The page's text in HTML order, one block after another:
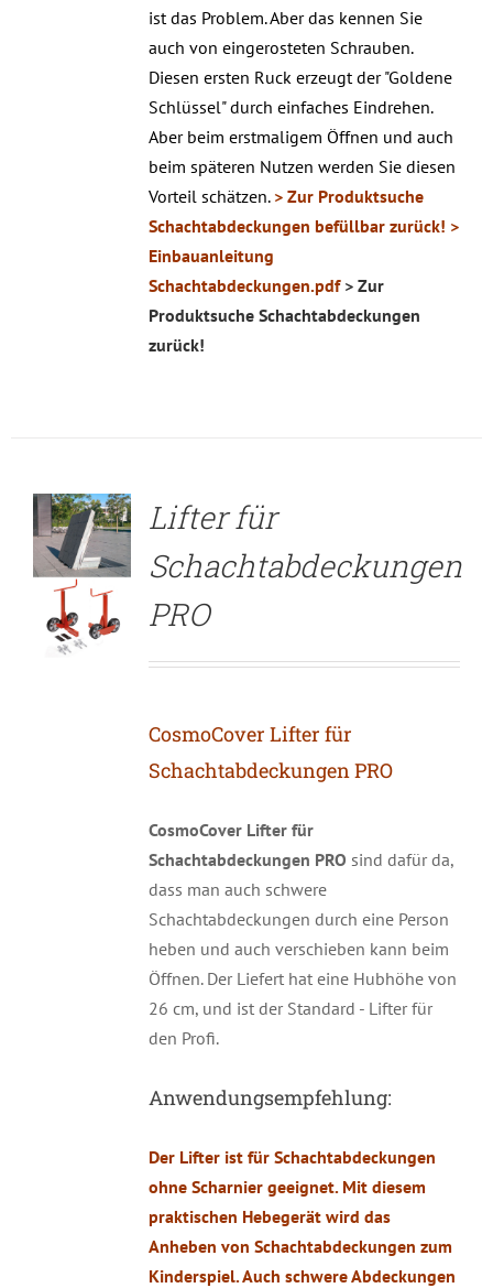
ist das Problem. Aber das kennen Sie
auch von eingerosteten Schrauben.
Diesen ersten Ruck erzeugt der "Goldene
Schlüssel" durch einfaches Eindrehen.
Aber beim erstmaligem Öffnen und auch
beim späteren Nutzen werden Sie diesen
Vorteil schätzen. > Zur Produktsuche
Schachtabdeckungen befüllbar zurück! >
Einbauanleitung
Schachtabdeckungen.pdf > Zur
Produktsuche Schachtabdeckungen
zurück!
Lifter für
Schachtabdeckungen
PRO
CosmoCover Lifter für
Schachtabdeckungen PRO
CosmoCover Lifter für
Schachtabdeckungen PRO sind dafür da,
dass man auch schwere
Schachtabdeckungen durch eine Person
heben und auch verschieben kann beim
Öffnen. Der Liefert hat eine Hubhöhe von
26 cm, und ist der Standard - Lifter für
den Profi.
Anwendungsempfehlung:
Der Lifter ist für Schachtabdeckungen
ohne Scharnier geeignet. Mit diesem
praktischen Hebegerät wird das
Anheben von Schachtabdeckungen zum
Kinderspiel. Auch schwere Abdeckungen